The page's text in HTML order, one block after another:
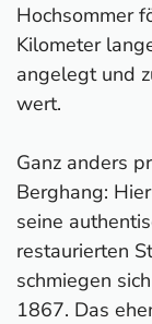
Hochsommer
Kilometer
angelegt und
wert.
Ganz anders
Berghang:
seine
restaurierten
schmiegen
1867. Das